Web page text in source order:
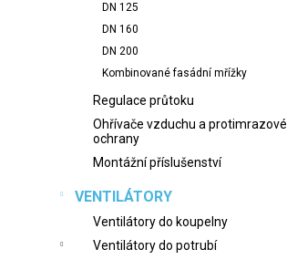
DN 125
DN 160
DN 200
Kombinované fasádní mřížky
Regulace průtoku
Ohřívače vzduchu a protimrazové
ochrany
Montážní příslušenství
VENTILÁTORY
Ventilátory do koupelny
Ventilátory do potrubí